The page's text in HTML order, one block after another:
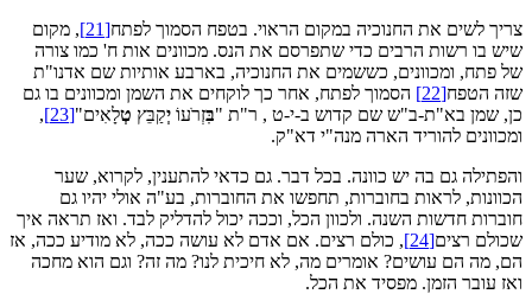
צריך לשים את החנוכיה במקום הראוי. בטפח הסמוך לפתח[21]
, מקום
שיש בו רשות הרבים כדי שתפרסם את הנס. מכוונים אות ח' כמו צורה
של פתח, ומכוונים, כששמים את החנוכיה, בארבע אותיות שם אדנו"ת
שזה הטפח[22]
הסמוך לפתח, אחר כך לוקחים את השמן ומכוונים בו גם
כן, שמן בא"ת‑ב"ש שם קדוש ב‑י‑ט , ר"ת "בִּזְרֹעוֹ יְקַבֵּץ טְלָאִים"[23]
,
ומכוונים להוריד הארה מנה"י דא"ק.
והפתילה גם בה יש כוונה. בכל דבר. גם כדאי להתענין, לקרוא, שער
הכוונות, לראות בחוברות, תחפשו את החוברות, בע"ה אולי יהיו גם
חוברות חדשות השנה. ולכוון הכל, וככה יכול להדליק לבד. ואז תראה איך
שכולם רצים[24]
, כולם רצים. אם אדם לא עושה ככה, לא מודיע ככה, אז
הם, מה הם עושים? אומרים מה, לא חיכית לנו? מה זה? וגם הוא מחכה
ואז עובר הזמן. מפסיד את הכל.